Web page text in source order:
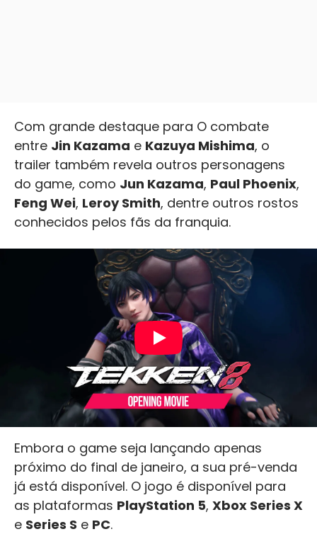
Com grande destaque para O combate
entre Jin Kazama e Kazuya Mishima, o
trailer também revela outros personagens
do game, como Jun Kazama, Paul Phoenix,
Feng Wei, Leroy Smith, dentre outros rostos
conhecidos pelos fãs da franquia.
Embora o game seja lançando apenas
próximo do final de janeiro, a sua pré-venda
já está disponível. O jogo é disponível para
as plataformas PlayStation 5, Xbox Series X
e Series S e PC.